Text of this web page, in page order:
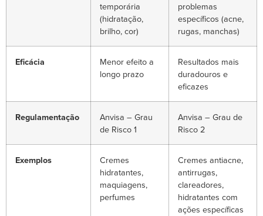
temporária
(hidratação,
brilho, cor)
problemas
específicos (acne,
rugas, manchas)
Eficácia
Menor efeito a
longo prazo
Resultados mais
duradouros e
eficazes
Regulamentação
Anvisa – Grau
de Risco 1
Anvisa – Grau de
Risco 2
Exemplos
Cremes
hidratantes,
maquiagens,
perfumes
Cremes antiacne,
antirrugas,
clareadores,
hidratantes com
ações específicas